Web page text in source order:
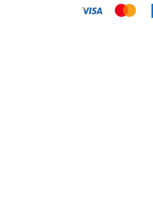
Pagar o estacionamento FLOW